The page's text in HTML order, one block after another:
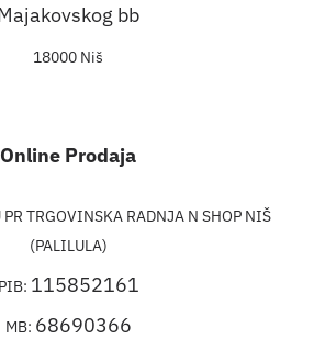
bb
18000 Niš
Online Prodaja
PR TRGOVINSKA RADNJA N SHOP NIŠ
(PALILULA)
PIB: 115852161
MB: 68690366